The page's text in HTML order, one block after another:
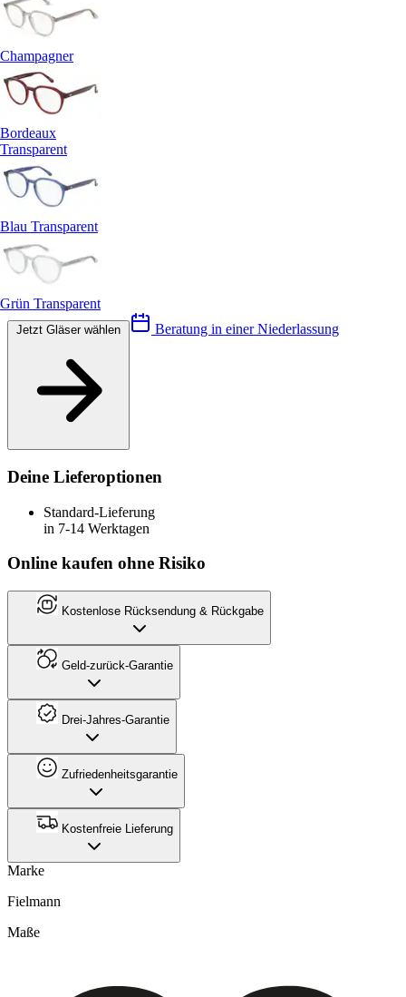
Champagner
Bordeaux
Transparent
Blau Transparent
Grün Transparent
Beratung in einer Niederlassung
Deine Lieferoptionen
Standard-Lieferung
in 7-14 Werktagen
Online kaufen ohne Risiko
Kostenlose Rücksendung & Rückgabe
Geld-zurück-Garantie
Drei-Jahres-Garantie
Zufriedenheitsgarantie
Kostenfreie Lieferung
Marke
Fielmann
Maße